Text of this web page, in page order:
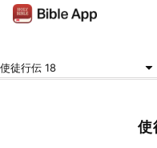
使徒行伝 18
使